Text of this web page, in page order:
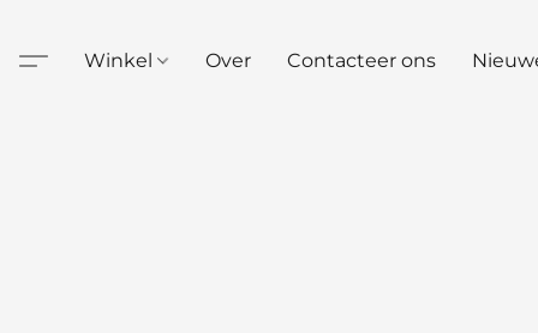
Winkel Over Contacteer ons